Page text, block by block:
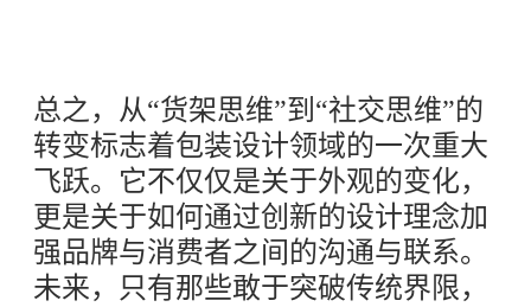
总之，从“货架思维”到“社交思维”的
转变标志着包装设计领域的一次重大
飞跃。它不仅仅是关于外观的变化，
更是关于如何通过创新的设计理念加
强品牌与消费者之间的沟通与联系。
未来，只有那些敢于突破传统界限，